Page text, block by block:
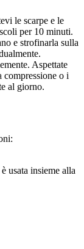
le scarpe e le
per 10 minuti.
e strofinarla sulla
Aspettate
compressione o i
al giorno.
usata insieme alla